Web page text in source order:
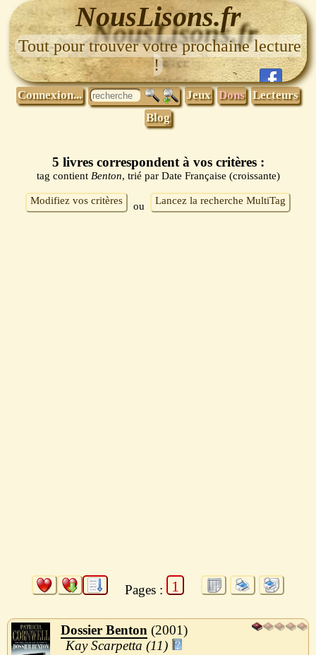
NousLisons.fr
Tout pour trouver votre prochaine lecture
!
Connexion... Jeux Dons Lecteurs
Blog
5 livres correspondent à vos critères :
tag contient Benton, trié par Date Française (croissante)
Modifiez vos critères ou Lancez la recherche MultiTag
Pages : 1
Dossier Benton
2001
Kay Scarpetta (11)